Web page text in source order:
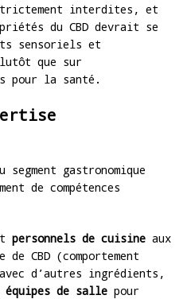
interdites, et
du CBD devrait se
sensoriels et
que sur
pour la santé.
segment gastronomique
de compétences
personnels de cuisine aux
CBD (comportement
d’autres ingrédients,
équipes de salle pour